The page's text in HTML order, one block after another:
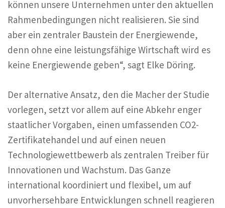
können unsere Unternehmen unter den aktuellen
Rahmenbedingungen nicht realisieren. Sie sind
aber ein zentraler Baustein der Energiewende,
denn ohne eine leistungsfähige Wirtschaft wird es
keine Energiewende geben“, sagt Elke Döring.
Der alternative Ansatz, den die Macher der Studie
vorlegen, setzt vor allem auf eine Abkehr enger
staatlicher Vorgaben, einen umfassenden CO2-
Zertifikatehandel und auf einen neuen
Technologiewettbewerb als zentralen Treiber für
Innovationen und Wachstum. Das Ganze
international koordiniert und flexibel, um auf
unvorhersehbare Entwicklungen schnell reagieren